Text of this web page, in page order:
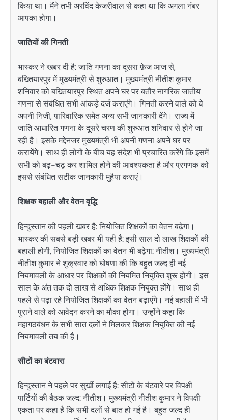
किया था। मैंने तभी अरविंद केजरीवाल से कहा था कि अगला नंबर
आपका होगा।
जातियों की गिनती
भास्कर ने खबर दी है: जाति गणना का दूसरा फ़ेज आज से,
बख्तियारपुर में मुख्यमंत्री से शुरुआत। मुख्यमंत्री नीतीश कुमार
शनिवार को बख्तियारपुर स्थित अपने घर पर बतौर नागरिक जातीय
गणना से संबंधित सभी आंकड़े दर्ज कराएंगे। गिनती करने वाले को वे
अपनी निजी, पारिवारिक समेत अन्य सभी जानकारी देंगे। राज्य में
जाति आधारित गणना के दूसरे चरण की शुरुआत शनिवार से होने जा
रही है। इसके मद्देनजर मुख्यमंत्री भी अपनी गणना अपने घर पर
करायेंगे। साथ ही लोगों के बीच यह संदेश भी प्रचारित करेंगे कि इसमें
सभी को बढ़-चढ़ कर शामिल होने की आवश्यकता है और प्रगणक को
इससे संबंधित सटीक जानकारी मुहैया कराएं।
शिक्षक बहाली और वेतन वृद्धि
हिन्दुस्तान की पहली खबर है: नियोजित शिक्षकों का वेतन बढ़ेगा।
भास्कर की सबसे बड़ी खबर भी यही है: इसी साल दो लाख शिक्षकों की
बहाली होगी, नियोजित शिक्षकों का वेतन भी बढ़ेगा: नीतीश। मुख्यमंत्री
नीतीश कुमार ने शुक्रवार को घोषणा की कि बहुत जल्द ही नई
नियमावली के आधार पर शिक्षकों की नियमित नियुक्ति शुरू होगी। इस
साल के अंत तक दो लाख से अधिक शिक्षक नियुक्त होंगे। साथ ही
पहले से पढ़ा रहे नियोजित शिक्षकों का वेतन बढ़ाएंगे। नई बहाली में भी
पुराने वाले को आवेदन करने का मौका होगा। उन्होंने कहा कि
महागठबंधन के सभी सात दलों ने मिलकर शिक्षक नियुक्ति की नई
नियमावली तय की है।
सीटों का बंटवारा
हिन्दुस्तान ने पहले पर सुर्खी लगाई है: सीटों के बंटवारे पर विपक्षी
पार्टियों की बैठक जल्द: नीतीश। मुख्यमंत्री नीतीश कुमार ने विपक्षी
एकता पर कहा है कि सभी दलों से बात हो गई है। बहुत जल्द ही